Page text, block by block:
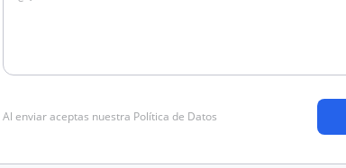
Al enviar aceptas nuestra Política de Datos